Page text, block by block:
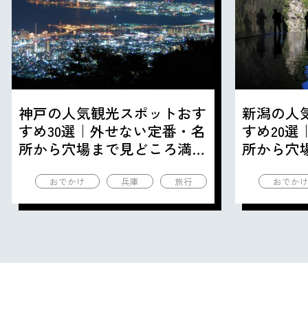
神戸の人気観光スポットおす
すめ30選｜外せない定番・名
所から穴場まで見どころ満載
おでかけ 兵庫 旅行
新潟の人
すめ20選
所から穴
おでか